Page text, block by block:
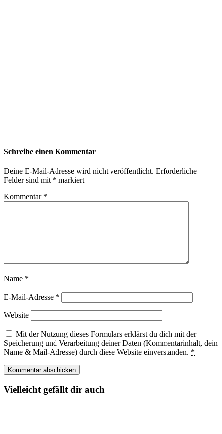
Schreibe einen Kommentar
Deine E-Mail-Adresse wird nicht veröffentlicht. Erforderliche
Felder sind mit * markiert
Kommentar *
Name *
E-Mail-Adresse *
Website
Mit der Nutzung dieses Formulars erklärst du dich mit der
Speicherung und Verarbeitung deiner Daten (Kommentarinhalt, dein
Name & Mail-Adresse) durch diese Website einverstanden. *
Vielleicht gefällt dir auch